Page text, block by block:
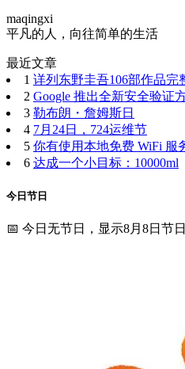
maqingxi
平凡的人，向往简单的生活
最近文章
1 详列东野圭吾106部作品完
2 Google 推出全新安全验证
3 勒布朗・詹姆斯日
4 7月24日，724运维节
5 你有使用本地免费 WiFi 服
6 达成一个小目标：10000ml
今日节日
📅 今日无节日，显示8月8日节日